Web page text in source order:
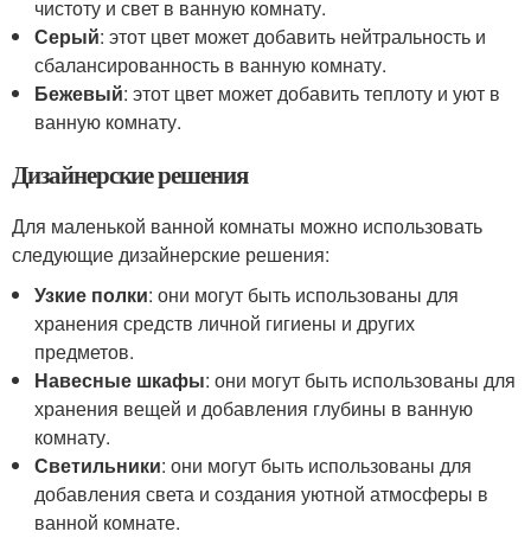
чистоту и свет в ванную комнату.
Серый: этот цвет может добавить нейтральность и
сбалансированность в ванную комнату.
Бежевый: этот цвет может добавить теплоту и уют в
ванную комнату.
Дизайнерские решения
Для маленькой ванной комнаты можно использовать
следующие дизайнерские решения:
Узкие полки: они могут быть использованы для
хранения средств личной гигиены и других
предметов.
Навесные шкафы: они могут быть использованы для
хранения вещей и добавления глубины в ванную
комнату.
Светильники: они могут быть использованы для
добавления света и создания уютной атмосферы в
ванной комнате.